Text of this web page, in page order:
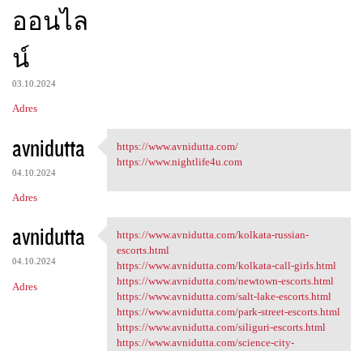
ออนไล
น์
03.10.2024
Adres
avnidutta
04.10.2024
Adres
https://www.avnidutta.com/
https://www.avnidutta.com/
https://www.nightlife4u.com
avnidutta
04.10.2024
Adres
https://www.avnidutta.com
https://www.avnidutta.com/kolkata-russian-
escorts.html
https://www.avnidutta.com/kolkata-call-girls.html
https://www.avnidutta.com/newtown-escorts.html
https://www.avnidutta.com/salt-lake-escorts.html
https://www.avnidutta.com/park-street-escorts.html
https://www.avnidutta.com/siliguri-escorts.html
https://www.avnidutta.com/science-city-